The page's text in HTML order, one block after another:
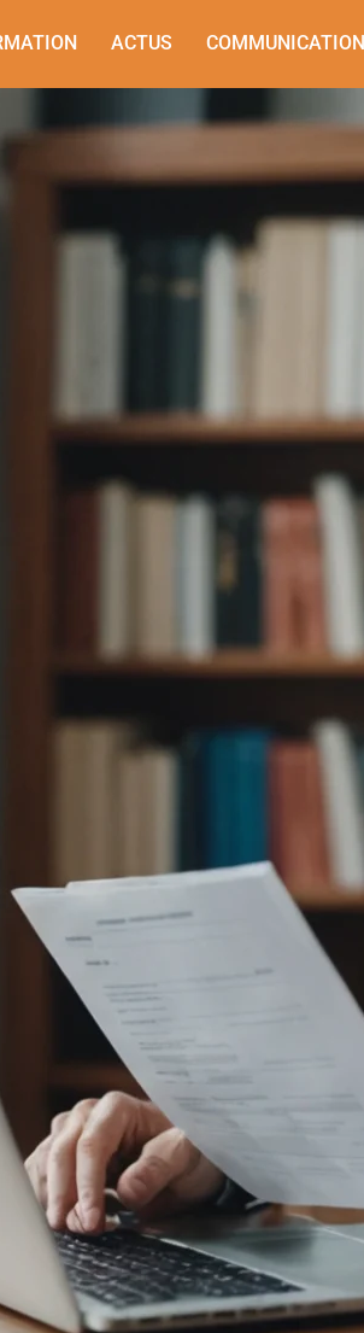
ACTUS COMMUNICATION